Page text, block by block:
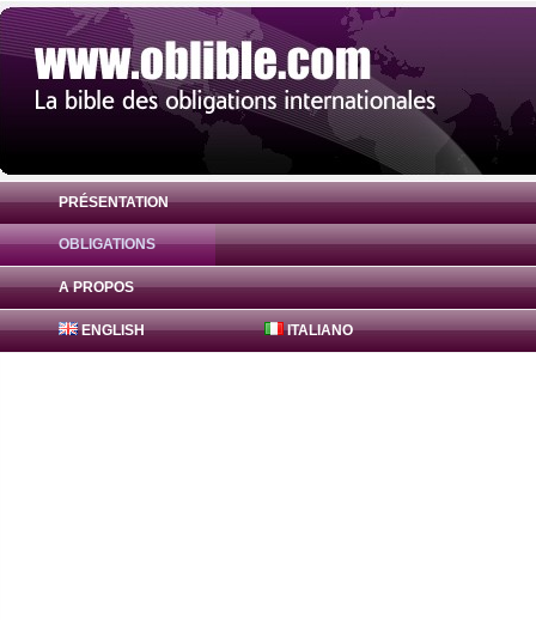
PRÉSENTATION
OBLIGATIONS
A PROPOS
ENGLISH ITALIANO
Obligation Agence Centrale Sécurité